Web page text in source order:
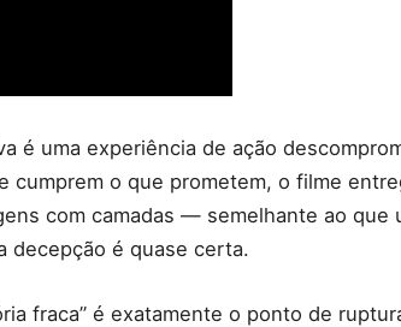
é uma experiência de ação
o que prometem, o filme
com camadas — semelhante ao que
é quase certa.
fraca” é exatamente o ponto de